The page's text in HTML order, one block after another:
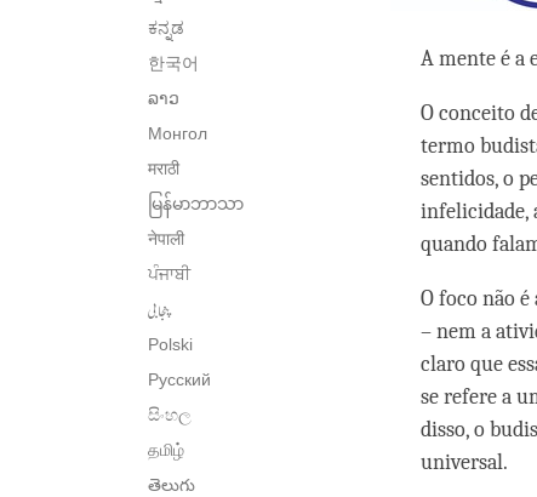
ಕನ್ನಡ
한국어
ລາວ
Монгол
मराठी
မြန်မာဘာသာ
नेपाली
ਪੰਜਾਬੀ
پنجابی
Polski
Русский
සිංහල
தமிழ்
తెలుగు
A mente é a
O conceito
termo
sentidos, o
infelicidade,
quando
O foco não
– nem a
claro que
se refere a
disso, o
universal.